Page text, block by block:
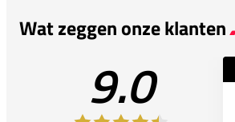
Wat zeggen onze klanten
9.0